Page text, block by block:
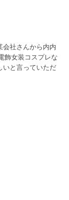
会社さんから内内
飾女装コスプレな
いと言っていただ